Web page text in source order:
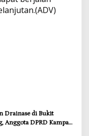
Drainase di Bukit
Anggota DPRD Kampar